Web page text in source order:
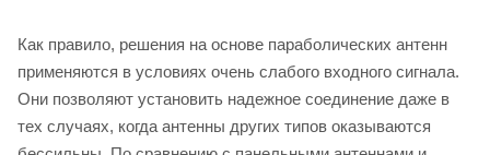
Как правило, решения на основе параболических антенн
применяются в условиях очень слабого входного сигнала.
Они позволяют установить надежное соединение даже в
тех случаях, когда антенны других типов оказываются